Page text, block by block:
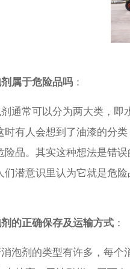
属于危险品吗 ：
常可以分为两大类，即
时有人会想到了油漆的分
险品。其实这种想法是错
们潜意识里认为它就是危
的正确保存及运输方式 ：
剂的类型有许多，每个